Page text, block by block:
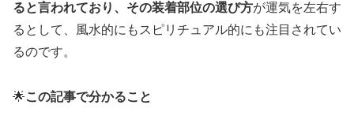
ると言われており、その装着部位の選び方が運気を左右す
るとして、風水的にもスピリチュアル的にも注目されてい
るのです。
🌟この記事で分かること